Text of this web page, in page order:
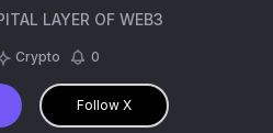
LAYER OF WEB3
Crypto 0
Follow X